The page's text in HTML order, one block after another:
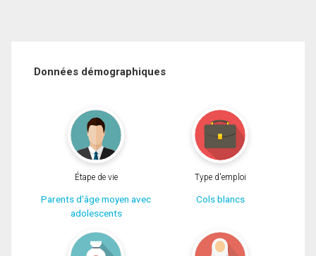
Données démographiques
Étape de vie
Parents d'âge moyen avec
adolescents
Type d'emploi
Cols blancs